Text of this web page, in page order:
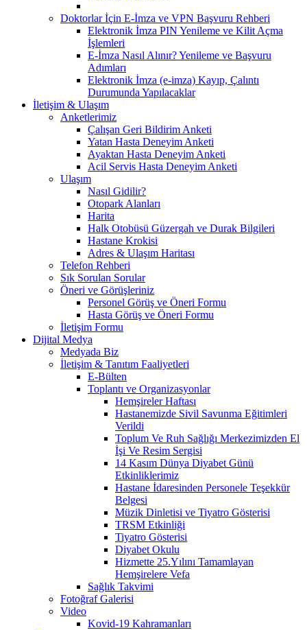
Doktorlar İçin E-İmza ve VPN Başvuru Rehberi
Elektronik İmza PIN Yenileme ve Kilit Açma
İşlemleri
E-İmza Nasıl Alınır? Yenileme ve Başvuru
Adımları
Elektronik İmza (e-imza) Kayıp, Çalıntı
Durumunda Yapılacaklar
İletişim & Ulaşım
Anketlerimiz
Çalışan Geri Bildirim Anketi
Yatan Hasta Deneyim Anketi
Ayaktan Hasta Deneyim Anketi
Acil Servis Hasta Deneyim Anketi
Ulaşım
Nasıl Gidilir?
Otopark Alanları
Harita
Halk Otobüsü Güzergah ve Durak Bilgileri
Hastane Krokisi
Adres & Ulaşım Haritası
Telefon Rehberi
Sık Sorulan Sorular
Öneri ve Görüşleriniz
Personel Görüş ve Öneri Formu
Hasta Görüş ve Öneri Formu
İletişim Formu
Dijital Medya
Medyada Biz
İletişim & Tanıtım Faaliyetleri
E-Bülten
Toplantı ve Organizasyonlar
Hemşireler Haftası
Hastanemizde Sivil Savunma Eğitimleri
Verildi
Toplum Ve Ruh Sağlığı Merkezimizden El
İşi Ve Resim Sergisi
14 Kasım Dünya Diyabet Günü
Etkinliklerimiz
Hastane İdaresinden Personele Teşekkür
Belgesi
Müzik Dinletisi ve Tiyatro Gösterisi
TRSM Etkinliği
Tiyatro Gösterisi
Diyabet Okulu
Hizmette 25.Yılını Tamamlayan
Hemşirelere Vefa
Sağlık Takvimi
Fotoğraf Galerisi
Video
Kovid-19 Kahramanları